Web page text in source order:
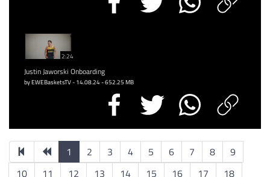
2:24
Justin Jaworski Onboarding
by EWEBasketsTV - 14.08.24 - 652.25 MB
1 2 3 4 5 6 7 8
9
10
11 12 13 14 15 16 17 18